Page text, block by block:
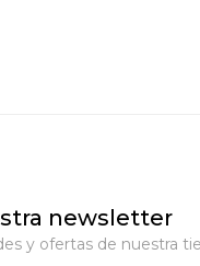
newsletter
y ofertas de nuestra